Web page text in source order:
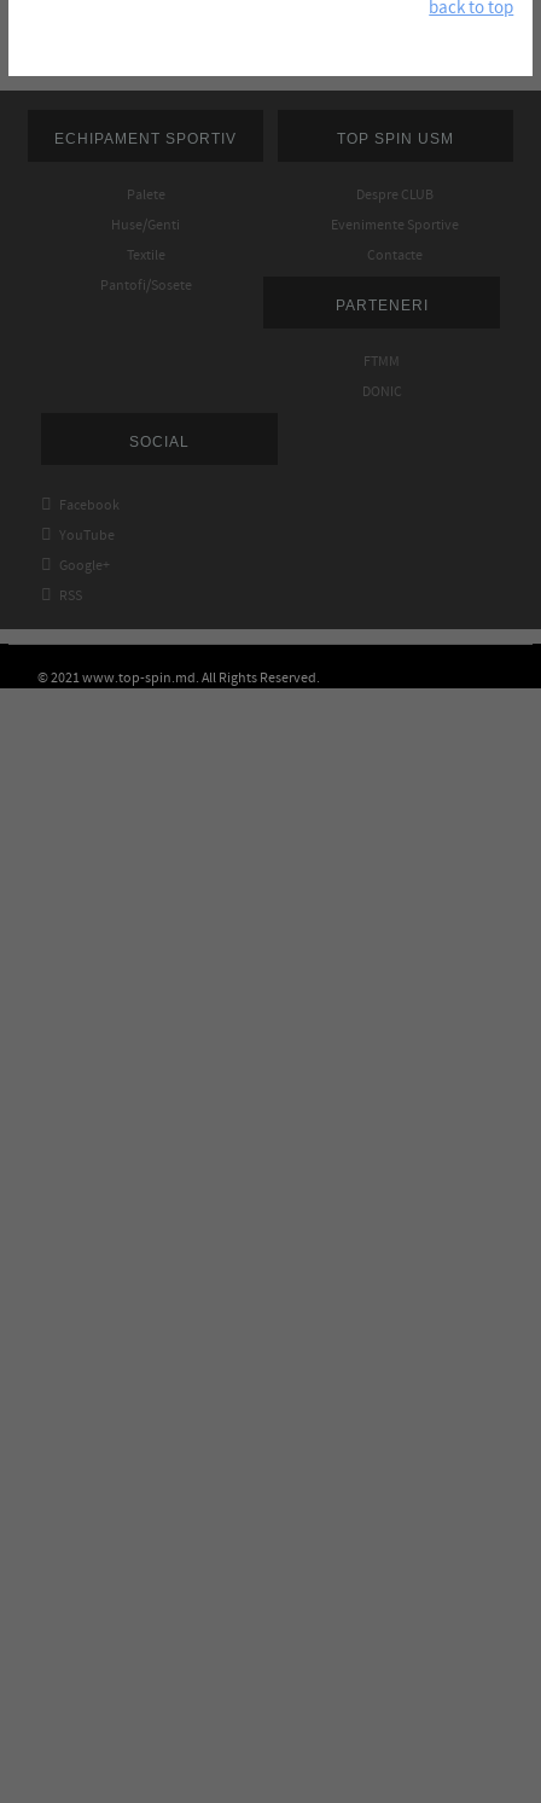
back to top
ECHIPAMENT SPORTIV
Palete
Huse/Genti
Textile
Pantofi/Sosete
TOP SPIN USM
Despre CLUB
Evenimente Sportive
Contacte
PARTENERI
FTMM
DONIC
SOCIAL
 Facebook
 YouTube
 Google+
 RSS
© 2021 www.top-spin.md. All Rights Reserved.